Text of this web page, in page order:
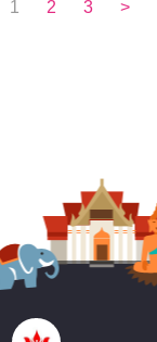
1 2 3 >